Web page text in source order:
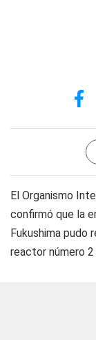
El Organismo
confirmó que la
Fukushima
reactor número